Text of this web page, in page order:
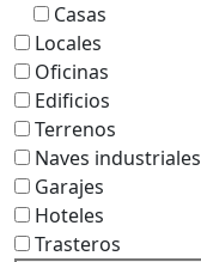
Casas
Locales
Oficinas
Edificios
Terrenos
Naves industriales
Garajes
Hoteles
Trasteros